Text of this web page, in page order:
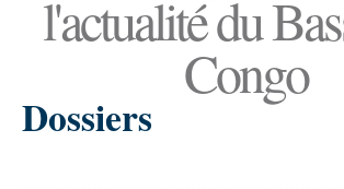
l'actualité du
Congo
Dossiers